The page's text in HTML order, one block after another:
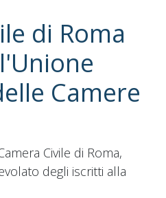
di Roma
Camere
Civile di Roma,
degli iscritti alla